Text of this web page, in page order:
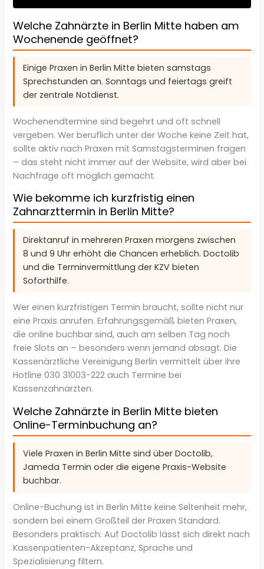
Welche Zahnärzte in Berlin Mitte haben am
Wochenende geöffnet?
Einige Praxen in Berlin Mitte bieten samstags
Sprechstunden an. Sonntags und feiertags greift
der zentrale Notdienst.
Wochenendtermine sind begehrt und oft schnell
vergeben. Wer beruflich unter der Woche keine Zeit hat,
sollte aktiv nach Praxen mit Samstagsterminen fragen
– das steht nicht immer auf der Website, wird aber bei
Nachfrage oft möglich gemacht.
Wie bekomme ich kurzfristig einen
Zahnarzttermin in Berlin Mitte?
Direktanruf in mehreren Praxen morgens zwischen
8 und 9 Uhr erhöht die Chancen erheblich. Doctolib
und die Terminvermittlung der KZV bieten
Soforthilfe.
Wer einen kurzfristigen Termin braucht, sollte nicht nur
eine Praxis anrufen. Erfahrungsgemäß bieten Praxen,
die online buchbar sind, auch am selben Tag noch
freie Slots an – besonders wenn jemand absagt. Die
Kassenärztliche Vereinigung Berlin vermittelt über ihre
Hotline 030 31003-222 auch Termine bei
Kassenzahnärzten.
Welche Zahnärzte in Berlin Mitte bieten
Online-Terminbuchung an?
Viele Praxen in Berlin Mitte sind über Doctolib,
Jameda Termin oder die eigene Praxis-Website
buchbar.
Online-Buchung ist in Berlin Mitte keine Seltenheit mehr,
sondern bei einem Großteil der Praxen Standard.
Besonders praktisch: Auf Doctolib lässt sich direkt nach
Kassenpatienten-Akzeptanz, Sprache und
Spezialisierung filtern.